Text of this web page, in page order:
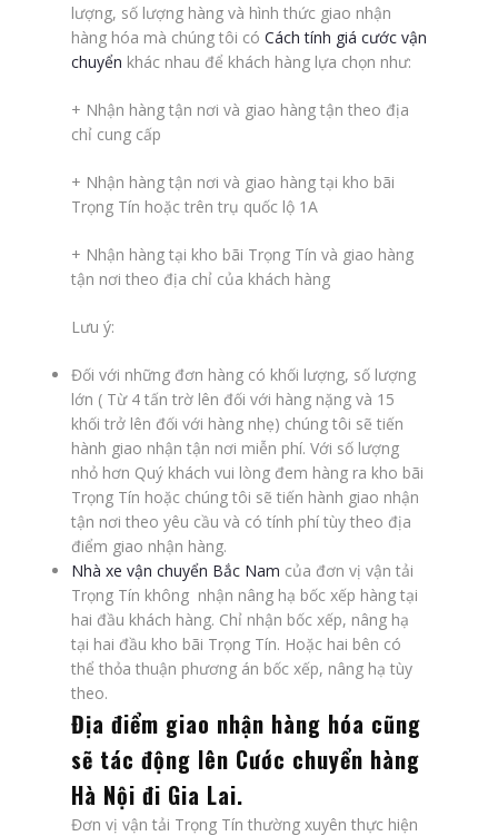
lượng, số lượng hàng và hình thức giao nhận
hàng hóa mà chúng tôi có Cách tính giá cước vận
chuyển khác nhau để khách hàng lựa chọn như:
+ Nhận hàng tận nơi và giao hàng tận theo địa
chỉ cung cấp
+ Nhận hàng tận nơi và giao hàng tại kho bãi
Trọng Tín hoặc trên trụ quốc lộ 1A
+ Nhận hàng tại kho bãi Trọng Tín và giao hàng
tận nơi theo địa chỉ của khách hàng
Lưu ý:
Đối với những đơn hàng có khối lượng, số lượng
lớn ( Từ 4 tấn trờ lên đối với hàng nặng và 15
khối trở lên đối với hàng nhẹ) chúng tôi sẽ tiến
hành giao nhận tận nơi miễn phí. Với số lượng
nhỏ hơn Quý khách vui lòng đem hàng ra kho bãi
Trọng Tín hoặc chúng tôi sẽ tiến hành giao nhận
tận nơi theo yêu cầu và có tính phí tùy theo địa
điểm giao nhận hàng.
Nhà xe vận chuyển Bắc Nam của đơn vị vận tải
Trọng Tín không nhận nâng hạ bốc xếp hàng tại
hai đầu khách hàng. Chỉ nhận bốc xếp, nâng hạ
tại hai đầu kho bãi Trọng Tín. Hoặc hai bên có
thể thỏa thuận phương án bốc xếp, nâng hạ tùy
theo.
Địa điểm giao nhận hàng hóa cũng
sẽ tác động lên Cước chuyển hàng
Hà Nội đi Gia Lai.
Đơn vị vận tải Trọng Tín thường xuyên thực hiện